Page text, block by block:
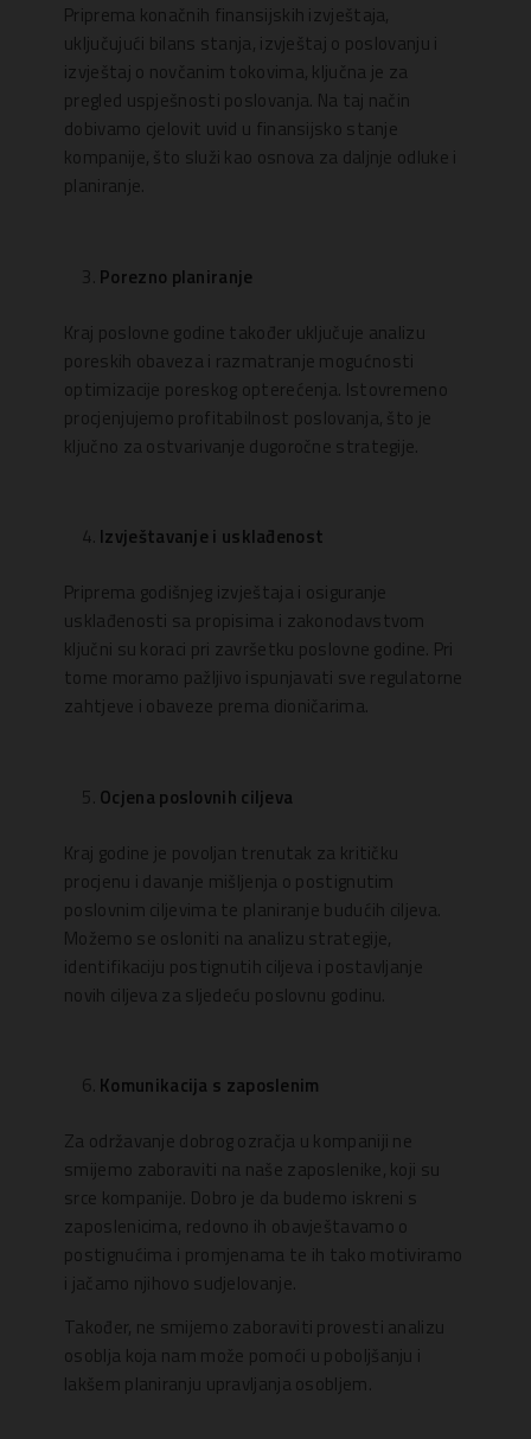
Priprema konačnih finansijskih izvještaja,
uključujući bilans stanja, izvještaj o poslovanju i
izvještaj o novčanim tokovima, ključna je za
pregled uspješnosti poslovanja. Na taj način
dobivamo cjelovit uvid u finansijsko stanje
kompanije, što služi kao osnova za daljnje odluke i
planiranje.
Porezno planiranje
Kraj poslovne godine također uključuje analizu
poreskih obaveza i razmatranje mogućnosti
optimizacije poreskog opterećenja. Istovremeno
procjenjujemo profitabilnost poslovanja, što je
ključno za ostvarivanje dugoročne strategije.
Izvještavanje i usklađenost
Priprema godišnjeg izvještaja i osiguranje
usklađenosti sa propisima i zakonodavstvom
ključni su koraci pri završetku poslovne godine. Pri
tome moramo pažljivo ispunjavati sve regulatorne
zahtjeve i obaveze prema dioničarima.
Ocjena poslovnih ciljeva
Kraj godine je povoljan trenutak za kritičku
procjenu i davanje mišljenja o postignutim
poslovnim ciljevima te planiranje budućih ciljeva.
Možemo se osloniti na analizu strategije,
identifikaciju postignutih ciljeva i postavljanje
novih ciljeva za sljedeću poslovnu godinu.
Komunikacija s zaposlenim
Za održavanje dobrog ozračja u kompaniji ne
smijemo zaboraviti na naše zaposlenike, koji su
srce kompanije. Dobro je da budemo iskreni s
zaposlenicima, redovno ih obavještavamo o
postignućima i promjenama te ih tako motiviramo
i jačamo njihovo sudjelovanje.
Također, ne smijemo zaboraviti provesti analizu
osoblja koja nam može pomoći u poboljšanju i
lakšem planiranju upravljanja osobljem.